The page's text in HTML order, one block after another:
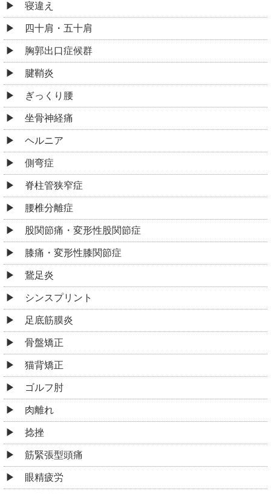
寝違え
四十肩・五十肩
胸郭出口症候群
腱鞘炎
ぎっくり腰
坐骨神経痛
ヘルニア
側弯症
脊柱管狭窄症
腰椎分離症
股関節痛・変形性股関節症
膝痛・変形性膝関節症
鵞足炎
シンスプリント
足底筋膜炎
骨盤矯正
猫背矯正
ゴルフ肘
肉離れ
捻挫
筋緊張型頭痛
眼精疲労